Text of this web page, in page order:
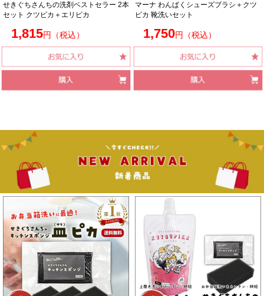
せきぐちさんちの洗剤ベストセラー 2本
セット クツピカ＋エリピカ
マーナ わんぱくシューズブラシ＋クツ
ピカ 靴洗いセット
1,815円（税込） 1,750円（税込）